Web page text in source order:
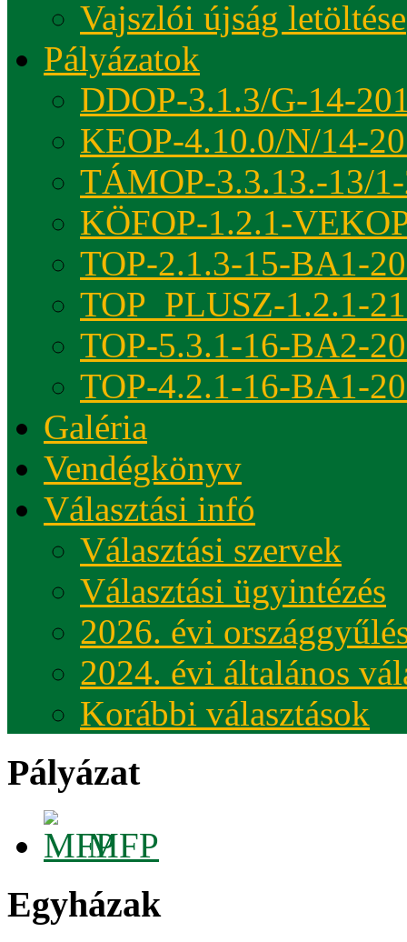
Vajszlói újság letöltése
Pályázatok
DDOP-3.1.3/G-14-
KEOP-4.10.0/N/14-
TÁMOP-3.3.13.-13/
KÖFOP-1.2.1-
TOP-2.1.3-15-BA1-
TOP_PLUSZ-1.2.1-
TOP-5.3.1-16-BA2-
TOP-4.2.1-16-BA1-
Galéria
Vendégkönyv
Választási infó
Választási szervek
Választási ügyintézés
2026. évi
2024. évi általános
Korábbi választások
Pályázat
MFP
Egyházak